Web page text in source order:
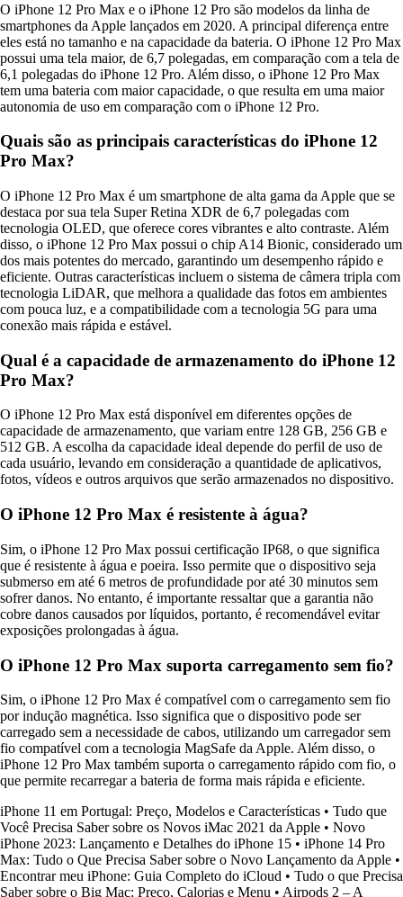
O iPhone 12 Pro Max e o iPhone 12 Pro são modelos da linha de
smartphones da Apple lançados em 2020. A principal diferença entre
eles está no tamanho e na capacidade da bateria. O iPhone 12 Pro Max
possui uma tela maior, de 6,7 polegadas, em comparação com a tela de
6,1 polegadas do iPhone 12 Pro. Além disso, o iPhone 12 Pro Max
tem uma bateria com maior capacidade, o que resulta em uma maior
autonomia de uso em comparação com o iPhone 12 Pro.
Quais são as principais características do iPhone 12
Pro Max?
O iPhone 12 Pro Max é um smartphone de alta gama da Apple que se
destaca por sua tela Super Retina XDR de 6,7 polegadas com
tecnologia OLED, que oferece cores vibrantes e alto contraste. Além
disso, o iPhone 12 Pro Max possui o chip A14 Bionic, considerado um
dos mais potentes do mercado, garantindo um desempenho rápido e
eficiente. Outras características incluem o sistema de câmera tripla com
tecnologia LiDAR, que melhora a qualidade das fotos em ambientes
com pouca luz, e a compatibilidade com a tecnologia 5G para uma
conexão mais rápida e estável.
Qual é a capacidade de armazenamento do iPhone 12
Pro Max?
O iPhone 12 Pro Max está disponível em diferentes opções de
capacidade de armazenamento, que variam entre 128 GB, 256 GB e
512 GB. A escolha da capacidade ideal depende do perfil de uso de
cada usuário, levando em consideração a quantidade de aplicativos,
fotos, vídeos e outros arquivos que serão armazenados no dispositivo.
O iPhone 12 Pro Max é resistente à água?
Sim, o iPhone 12 Pro Max possui certificação IP68, o que significa
que é resistente à água e poeira. Isso permite que o dispositivo seja
submerso em até 6 metros de profundidade por até 30 minutos sem
sofrer danos. No entanto, é importante ressaltar que a garantia não
cobre danos causados por líquidos, portanto, é recomendável evitar
exposições prolongadas à água.
O iPhone 12 Pro Max suporta carregamento sem fio?
Sim, o iPhone 12 Pro Max é compatível com o carregamento sem fio
por indução magnética. Isso significa que o dispositivo pode ser
carregado sem a necessidade de cabos, utilizando um carregador sem
fio compatível com a tecnologia MagSafe da Apple. Além disso, o
iPhone 12 Pro Max também suporta o carregamento rápido com fio, o
que permite recarregar a bateria de forma mais rápida e eficiente.
iPhone 11 em Portugal: Preço, Modelos e Características • Tudo que
Você Precisa Saber sobre os Novos iMac 2021 da Apple • Novo
iPhone 2023: Lançamento e Detalhes do iPhone 15 • iPhone 14 Pro
Max: Tudo o Que Precisa Saber sobre o Novo Lançamento da Apple •
Encontrar meu iPhone: Guia Completo do iCloud • Tudo o que Precisa
Saber sobre o Big Mac: Preço, Calorias e Menu • Airpods 2 – A